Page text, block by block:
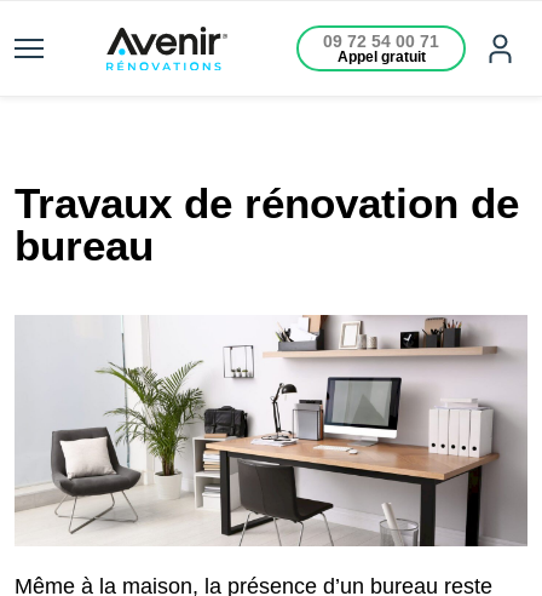
09 72 54 00 71
Appel gratuit
Travaux de rénovation de
bureau
Même à la maison, la présence d’un bureau reste